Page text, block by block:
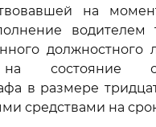
на
водителем
на состояние
в размере
средствами на